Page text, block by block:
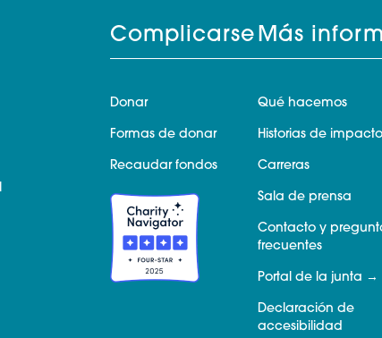
Complicarse
Donar
Formas de donar
Recaudar fondos
Más
Qué hacemos
Historias de impacto
Carreras
Sala de prensa
Contacto y
frecuentes
Portal de la junta
Declaración de
accesibilidad